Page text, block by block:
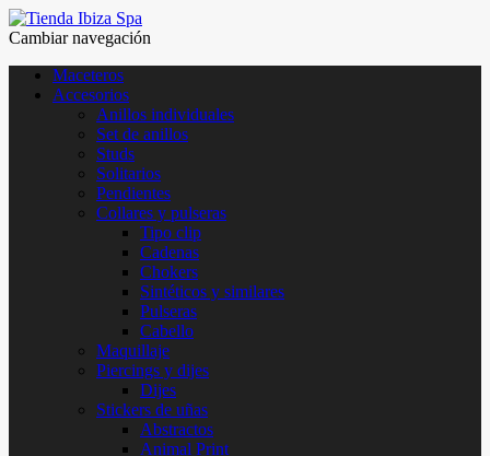
Cambiar navegación
Maceteros
Accesorios
Anillos individuales
Set de anillos
Studs
Solitarios
Pendientes
Collares y pulseras
Tipo clip
Cadenas
Chokers
Sintéticos y similares
Pulseras
Cabello
Maquillaje
Piercings y dijes
Dijes
Stickers de uñas
Abstractos
Animal Print